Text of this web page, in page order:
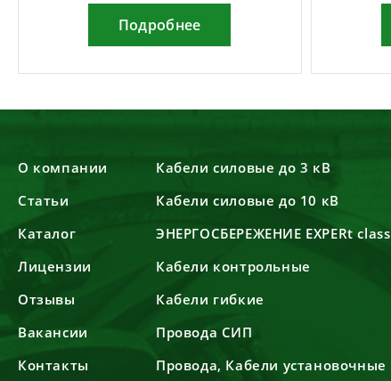
Подробнее
О компании
Статьи
Каталог
Лицензии
Отзывы
Вакансии
Контакты
Кабели силовые до 3 кВ
Кабели силовые до 10 кВ
ЭНЕРГОСБЕРЕЖЕНИЕ EXPERt class
Кабели контрольные
Кабели гибкие
Провода СИП
Провода, Кабели установочные